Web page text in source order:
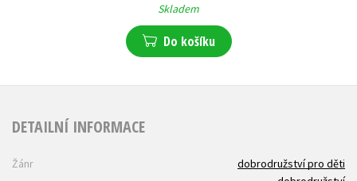
Skladem
Do košíku
DETAILNÍ INFORMACE
Žánr
dobrodružství pro děti